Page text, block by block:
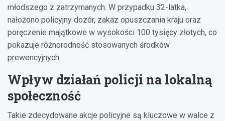
młodszego z zatrzymanych. W przypadku 32-latka,
nałożono policyjny dozór, zakaz opuszczania kraju oraz
poręczenie majątkowe w wysokości 100 tysięcy złotych, co
pokazuje różnorodność stosowanych środków
prewencyjnych.
Wpływ działań policji na lokalną
społeczność
Takie zdecydowane akcje policyjne są kluczowe w walce z